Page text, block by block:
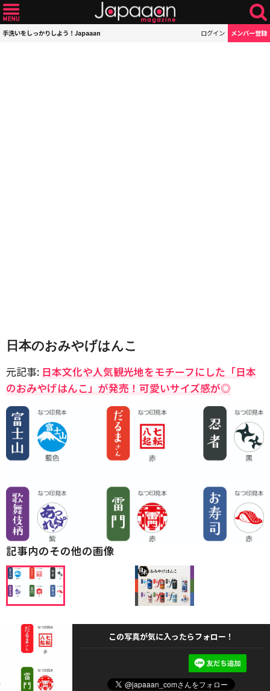
手洗いをしっかりしよう！Japaaan ログイン メンバー登録
日本のおみやげはんこ
元記事: 日本文化や人気観光地をモチーフにした「日本
のおみやげはんこ」が発売！可愛いサイズ感が◎
記事内のその他の画像
この写真が気に入ったらフォロー！